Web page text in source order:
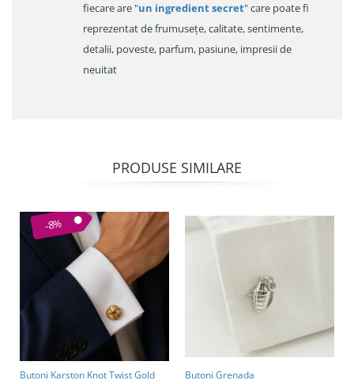
fiecare are "un ingredient secret" care poate fi
reprezentat de frumusețe, calitate, sentimente,
detalii, poveste, parfum, pasiune, impresii de
neuitat
PRODUSE SIMILARE
-8%
Butoni Karston Knot Twist Gold Butoni Grenada